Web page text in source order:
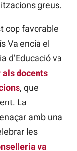
greus.
cop favorable
Valencià el
d’Educació va
docents
, que
La
amb una
les
va